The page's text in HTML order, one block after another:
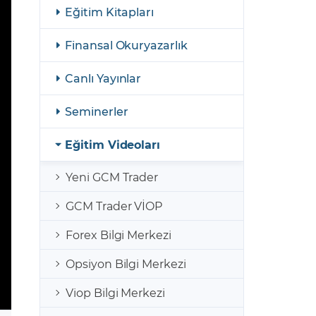
Yasal Bildirimler
GCM Borsa Trader Eğitim Videoları
Eğitim Kitapları
Finansal Okuryazarlık
Canlı Yayınlar
Seminerler
Eğitim Videoları
Yeni GCM Trader
GCM Trader VİOP
Forex Bilgi Merkezi
Opsiyon Bilgi Merkezi
Viop Bilgi Merkezi